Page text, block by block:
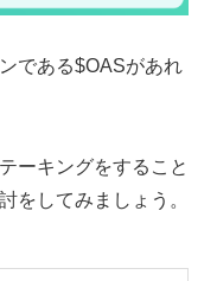
である$OASがあれ
ーキングをすること
をしてみましょう。